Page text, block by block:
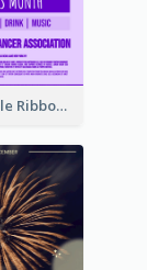
Lovely Purple Ribbon Poster Design Template